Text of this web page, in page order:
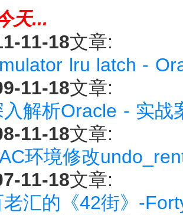
天...
11-18文章:
lru latch -
11-18文章:
入解析Oracle - 实战
11-18文章:
环境修改
11-18文章:
老汇的《42街》-